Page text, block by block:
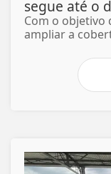
segue até o
Com o objetivo
ampliar a